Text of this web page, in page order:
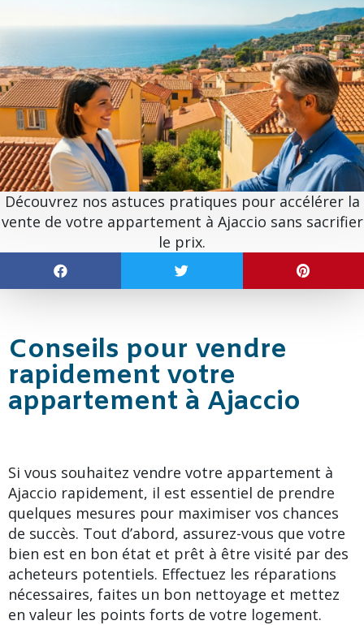
Découvrez nos astuces pratiques pour accélérer la
vente de votre appartement à Ajaccio sans sacrifier
le prix.
Conseils pour vendre
rapidement votre
appartement à Ajaccio
Si vous souhaitez vendre votre appartement à
Ajaccio rapidement, il est essentiel de prendre
quelques mesures pour maximiser vos chances
de succès. Tout d’abord, assurez-vous que votre
bien est en bon état et prêt à être visité par des
acheteurs potentiels. Effectuez les réparations
nécessaires, faites un bon nettoyage et mettez
en valeur les points forts de votre logement.